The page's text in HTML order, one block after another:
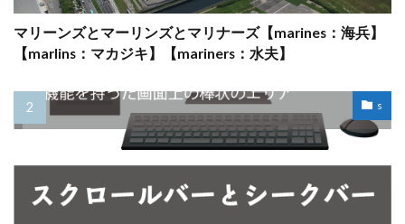
マリーンズとマーリンズとマリナーズ【marines：海兵】
【marlins：マカジキ】【mariners：水夫】
s